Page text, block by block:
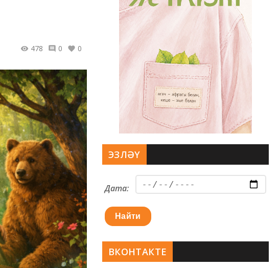
478 0 0
ЭЗЛӘҮ
Дата:
Найти
ВКОНТАКТЕ